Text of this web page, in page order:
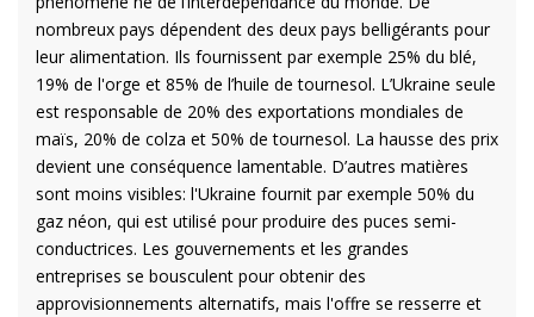
nombreux pays dépendent des deux pays belligérants pour
leur alimentation. Ils fournissent par exemple 25% du blé,
19% de l'orge et 85% de l’huile de tournesol. L’Ukraine seule
est responsable de 20% des exportations mondiales de
maïs, 20% de colza et 50% de tournesol. La hausse des prix
devient une conséquence lamentable. D’autres matières
sont moins visibles: l'Ukraine fournit par exemple 50% du
gaz néon, qui est utilisé pour produire des puces semi-
conductrices. Les gouvernements et les grandes
entreprises se bousculent pour obtenir des
approvisionnements alternatifs, mais l'offre se resserre et